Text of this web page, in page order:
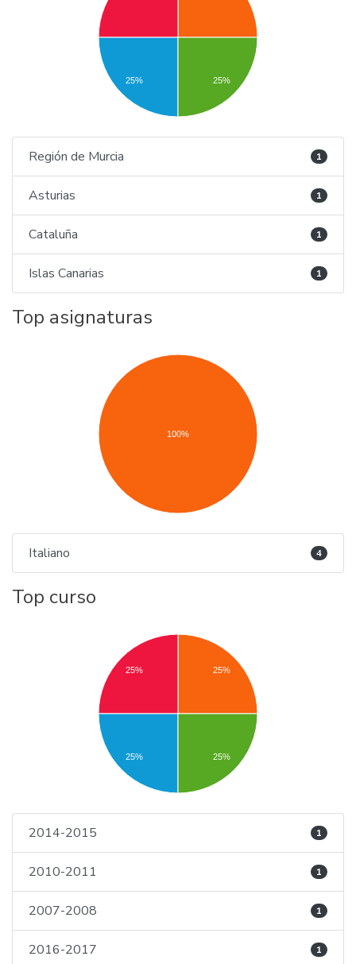
25% 25%
Región de Murcia 1
Asturias 1
Cataluña 1
Islas Canarias 1
Top asignaturas
100%
Italiano 4
Top curso
25%
25%
25% 25%
2014-2015 1
2010-2011 1
2007-2008 1
2016-2017 1